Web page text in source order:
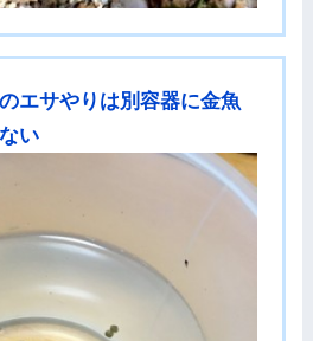
エサやりは別容器に金魚
い